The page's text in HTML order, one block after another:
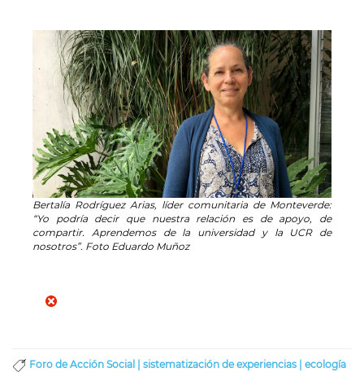
Bertalía Rodríguez Arias, líder comunitaria de Monteverde:
“Yo podría decir que nuestra relación es de apoyo, de
compartir. Aprendemos de la universidad y la UCR de
nosotros”. Foto Eduardo Muñoz
Foro de Acción Social | sistematización de experiencias | ecología